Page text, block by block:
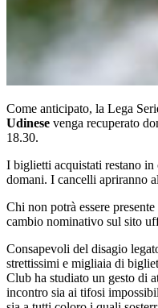
Come anticipato, la Lega
Udinese venga recuperato
18.30.
I biglietti acquistati restano
domani. I cancelli apriranno
Chi non potrà essere
cambio nominativo sul sito
Consapevoli del disagio
strettissimi e migliaia di
Club ha studiato un gesto di
incontro sia ai tifosi